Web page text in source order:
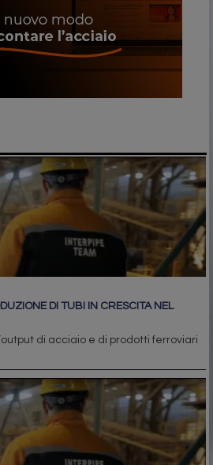
DI TUBI IN CRESCITA NEL
di acciaio e di prodotti ferroviari